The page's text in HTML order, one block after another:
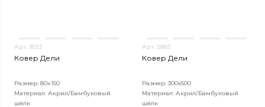
Арт. 3023
Ковер Дели
Размер: 80x150
Материал: Акрил/Бамбуковый
шёлк
Арт. 2883
Ковер Дели
Размер: 300х500
Материал: Акрил/Бамбуковый
шёлк